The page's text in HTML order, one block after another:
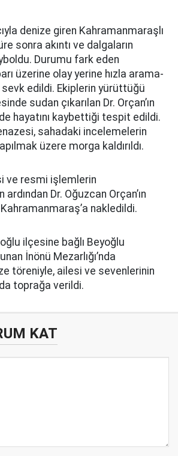
denize giren Kahramanmaraşlı
sonra akıntı ve dalgaların
Durumu fark eden
üzerine olay yerine hızla arama-
edildi. Ekiplerin yürüttüğü
sudan çıkarılan Dr. Orçan’ın
hayatını kaybettiği tespit edildi.
sahadaki incelemelerin
üzere morga kaldırıldı.
ve resmi işlemlerin
Dr. Oğuzcan Orçan’ın
nakledildi.
ilçesine bağlı Beyoğlu
İnönü Mezarlığı’nda
töreniyle, ailesi ve sevenlerinin
toprağa verildi.
KAT